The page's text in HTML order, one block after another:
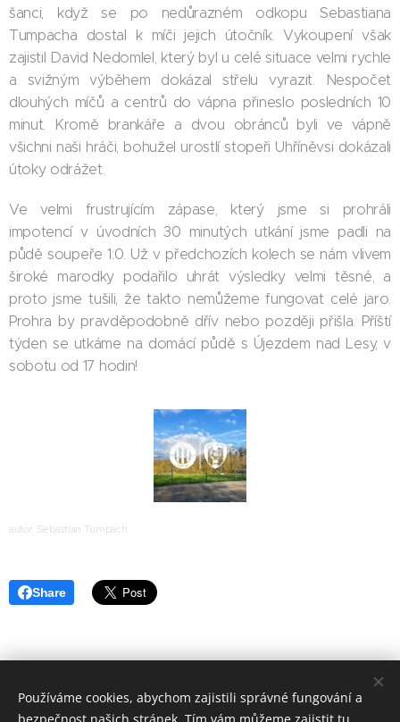
šanci, když se po nedůrazném odkopu Sebastiana
Tumpacha dostal k míči jejich útočník. Vykoupení však
zajistil David Nedomlel, který byl u celé situace velmi rychle
a svižným výběhem dokázal střelu vyrazit. Nespočet
dlouhých míčů a centrů do vápna přineslo posledních 10
minut. Kromě brankáře a dvou obránců byli ve vápně
všichni naši hráči, bohužel urostlí stopeři Uhříněvsi dokázali
útoky odrážet.
Ve velmi frustrujícím zápase, který jsme si prohráli
impotencí v úvodních 30 minutých utkání jsme padli na
půdě soupeře 1:0. Už v předchozích kolech se nám vlivem
široké marodky podařilo uhrát výsledky velmi těsné, a
proto jsme tušili, že takto nemůžeme fungovat celé jaro.
Prohra by pravděpodobně dřív nebo později přišla. Příští
týden se utkáme na domácí půdě s Újezdem nad Lesy, v
sobotu od 17 hodin!
autor: Sebastian Tumpach
Share
Používáme cookies, abychom zajistili správné fungování a